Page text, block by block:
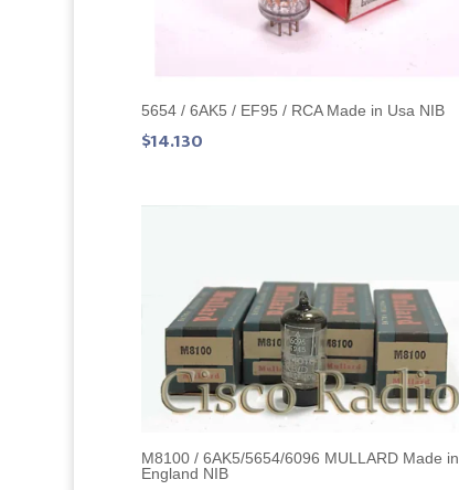
5654 / 6AK5 / EF95 / RCA Made in Usa NIB
$14.130
M8100 / 6AK5/5654/6096 MULLARD Made in
England NIB